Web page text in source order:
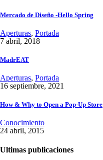
Mercado de Diseño -Hello Spring
Aperturas, Portada
7 abril, 2018
MadrEAT
Aperturas, Portada
16 septiembre, 2021
How & Why to Open a Pop-Up Store
Conocimiento
24 abril, 2015
Ultimas publicaciones